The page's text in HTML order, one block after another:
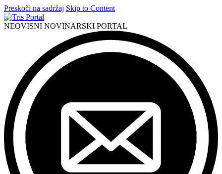
Preskoči na sadržaj Skip to Content
NEOVISNI NOVINARSKI PORTAL